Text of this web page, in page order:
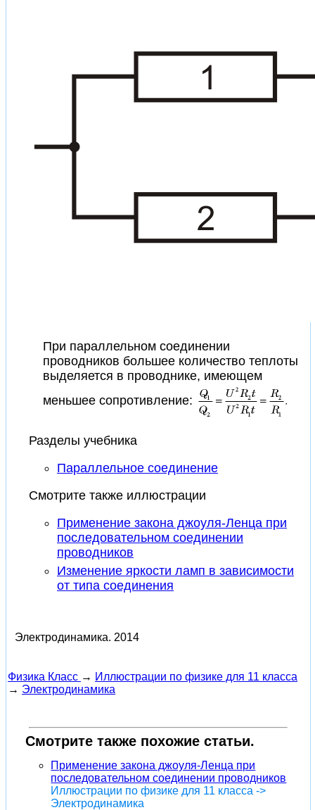
При параллельном соединении
проводников большее количество теплоты
выделяется в проводнике, имеющем
меньшее сопротивление:
Разделы учебника
Параллельное соединение
Смотрите также иллюстрации
Применение закона джоуля-Ленца при
последовательном соединении
проводников
Изменение яркости ламп в зависимости
от типа соединения
Электродинамика. 2014
Физика Класс → Иллюстрации по физике для 11 класса
→ Электродинамика
Смотрите также похожие статьи.
Применение закона джоуля-Ленца при
последовательном соединении проводников
Иллюстрации по физике для 11 класса ->
Электродинамика